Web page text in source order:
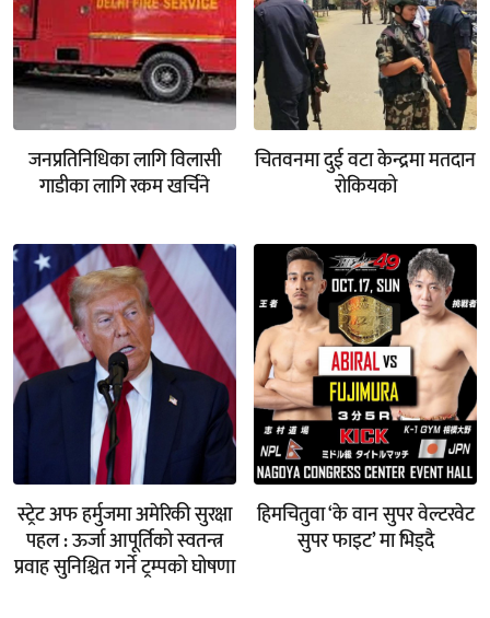
जनप्रतिनिधिका लागि विलासी
गाडीका लागि रकम खर्चिने
चितवनमा दुई वटा केन्द्रमा मतदान
रोकियको
स्ट्रेट अफ हर्मुजमा अमेरिकी सुरक्षा
पहल : ऊर्जा आपूर्तिको स्वतन्त्र
प्रवाह सुनिश्चित गर्ने ट्रम्पको घोषणा
हिमचितुवा ‘के वान सुपर वेल्टरवेट
सुपर फाइट’ मा भिड्दै